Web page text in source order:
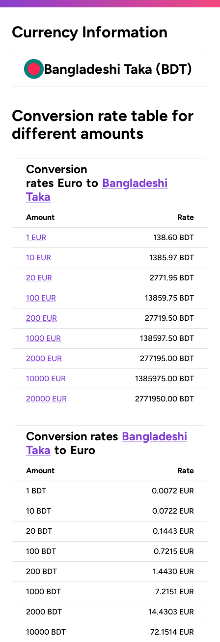
Currency Information
Bangladeshi Taka (BDT)
Conversion rate table for
different amounts
Conversion
rates Euro to Bangladeshi
Taka
Amount Rate
1 EUR 138.60 BDT
10 EUR 1385.97 BDT
20 EUR 2771.95 BDT
100 EUR 13859.75 BDT
200 EUR 27719.50 BDT
1000 EUR 138597.50 BDT
2000 EUR 277195.00 BDT
10000 EUR 1385975.00 BDT
20000 EUR 2771950.00 BDT
Conversion rates Bangladeshi
Taka to Euro
Amount Rate
1 BDT 0.0072 EUR
10 BDT 0.0722 EUR
20 BDT 0.1443 EUR
100 BDT 0.7215 EUR
200 BDT 1.4430 EUR
1000 BDT 7.2151 EUR
2000 BDT 14.4303 EUR
10000 BDT 72.1514 EUR